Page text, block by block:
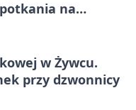
na
w Żywcu.
przy dzwonnicy